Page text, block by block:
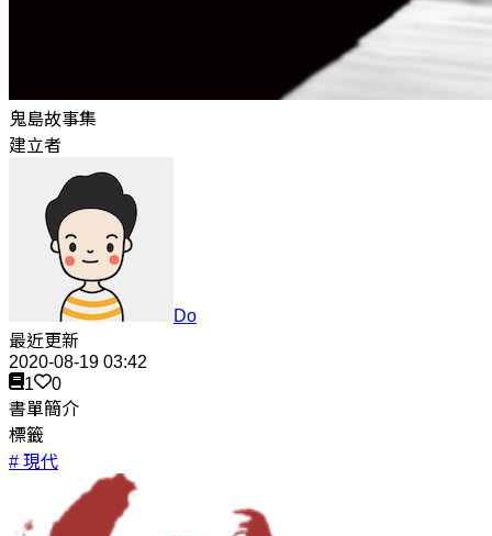
鬼島故事集
建立者
Do
最近更新
2020-08-19 03:42
1
0
書單簡介
標籤
# 現代